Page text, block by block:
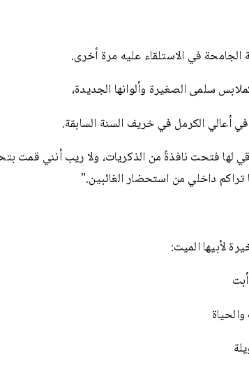
الجامحة في الاستلقاء عليه مرة أخرى.
سلمى الصغيرة وألوانها الجديدة،
أعالي الكرمل في خريف السنة السابقة.
فتحت نافذةً من الذكريات، ولا ريب أنني قمت
تراكم داخلي من استحضار الغائبين."
لأبيها الميت: